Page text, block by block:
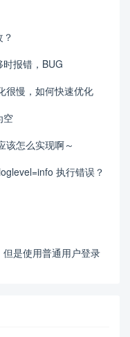
报错，BUG
很慢，如何快速优化
空
该怎么实现啊～
执行错误？
是使用普通用户登录